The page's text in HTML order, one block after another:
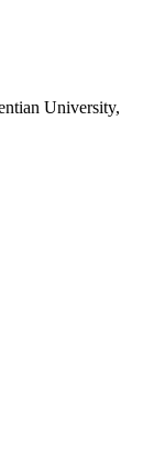
University,